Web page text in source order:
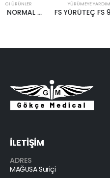
YÜRÜMEYE YARDIMCI ÜRÜNLER
FS YÜRÜTEÇ FS 912L TEKERLEKLİ
İLETİŞİM
ADRES
MAĞUSA Suriçi